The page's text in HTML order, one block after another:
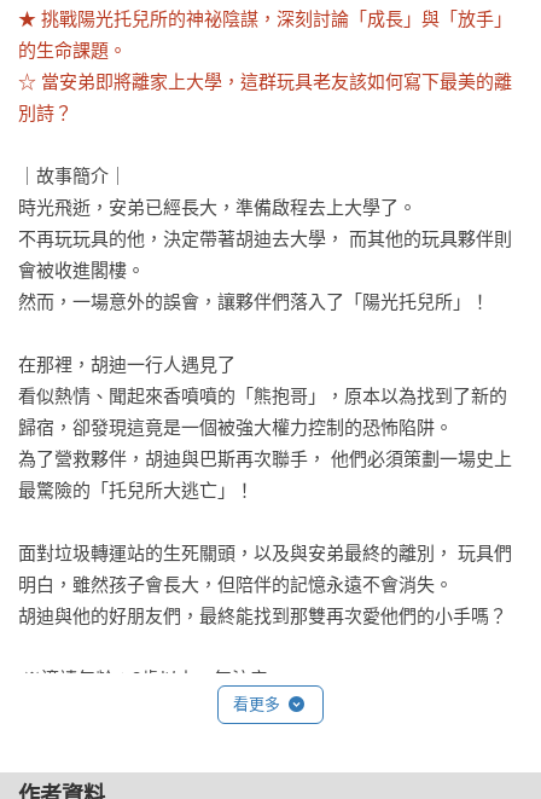
★ 挑戰陽光托兒所的神祕陰謀，深刻討論「成長」與「放手」
的生命課題。
☆ 當安弟即將離家上大學，這群玩具老友該如何寫下最美的離
別詩？
｜故事簡介｜
時光飛逝，安弟已經長大，準備啟程去上大學了。
不再玩玩具的他，決定帶著胡迪去大學， 而其他的玩具夥伴則
會被收進閣樓。
然而，一場意外的誤會，讓夥伴們落入了「陽光托兒所」！
在那裡，胡迪一行人遇見了
看似熱情、聞起來香噴噴的「熊抱哥」，原本以為找到了新的
歸宿，卻發現這竟是一個被強大權力控制的恐怖陷阱。
為了營救夥伴，胡迪與巴斯再次聯手， 他們必須策劃一場史上
最驚險的「托兒所大逃亡」！
面對垃圾轉運站的生死關頭，以及與安弟最終的離別， 玩具們
明白，雖然孩子會長大，但陪伴的記憶永遠不會消失。
胡迪與他的好朋友們，最終能找到那雙再次愛他們的小手嗎？
✪ 經典呈現：迎來系列最震撼的情感高潮，全彩畫面完美重現
看更多